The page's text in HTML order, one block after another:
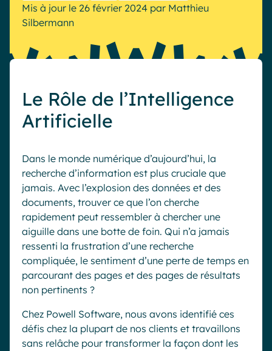
Toutes nos fonctionnalités
IA générative
Sécurité & conformité
EnglishFrançaisDeutsch
Mis à jour le 26 février 2024 par Matthieu
Silbermann
Le Rôle de l’Intelligence
Artificielle
Dans le monde numérique d’aujourd’hui, la
recherche d’information est plus cruciale que
jamais. Avec l’explosion des données et des
documents, trouver ce que l’on cherche
rapidement peut ressembler à chercher une
aiguille dans une botte de foin. Qui n’a jamais
ressenti la frustration d’une recherche
compliquée, le sentiment d’une perte de temps en
parcourant des pages et des pages de résultats
non pertinents ?
Chez Powell Software, nous avons identifié ces
défis chez la plupart de nos clients et travaillons
sans relâche pour transformer la façon dont les